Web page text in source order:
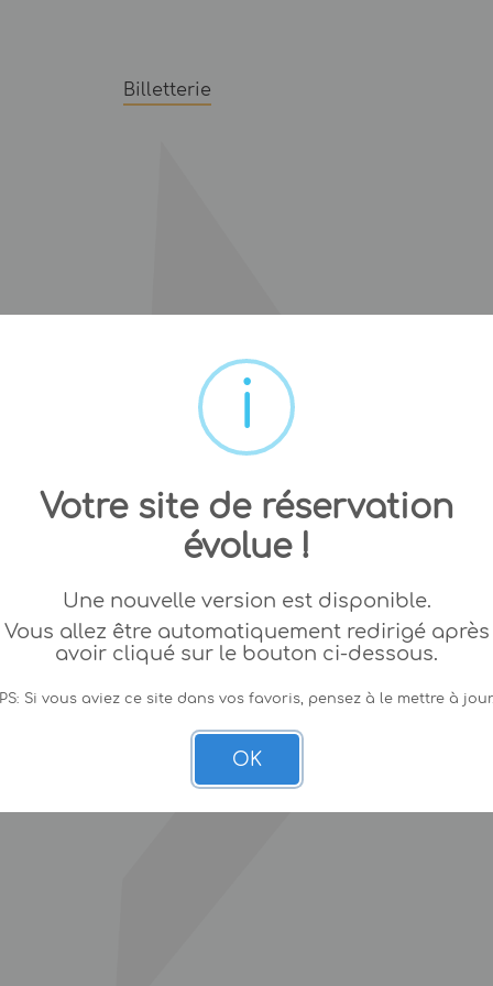
Billetterie
Votre site de réservation
évolue !
Une nouvelle version est disponible.
Vous allez être automatiquement redirigé après
avoir cliqué sur le bouton ci-dessous.
PS: Si vous aviez ce site dans vos favoris, pensez à le mettre à
OK